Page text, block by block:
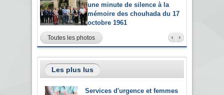
une minute de silence à la
mémoire des chouhada du 17
octobre 1961
Toutes les photos
Les plus lus
Services d'urgence et femmes